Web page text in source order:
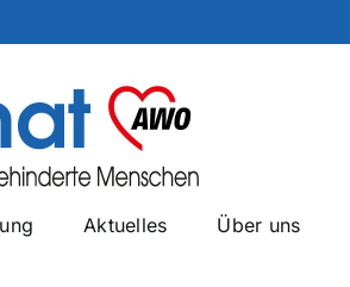
Aktuelles Über uns